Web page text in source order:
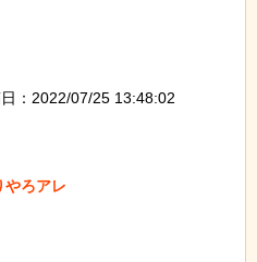
：2022/07/25 13:48:02
やろアレ